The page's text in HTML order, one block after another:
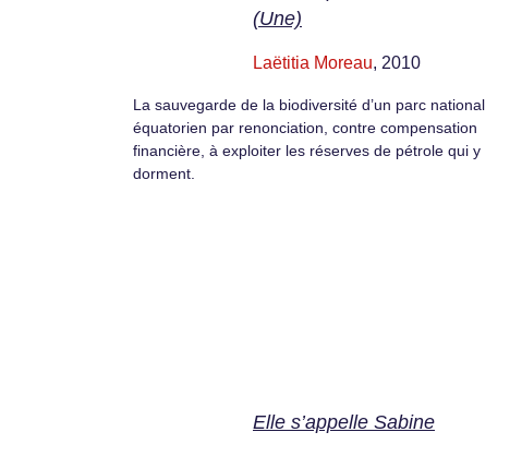
(Une)
Laëtitia Moreau, 2010
La sauvegarde de la biodiversité d’un parc national
équatorien par renonciation, contre compensation
financière, à exploiter les réserves de pétrole qui y
dorment.
Elle s’appelle Sabine